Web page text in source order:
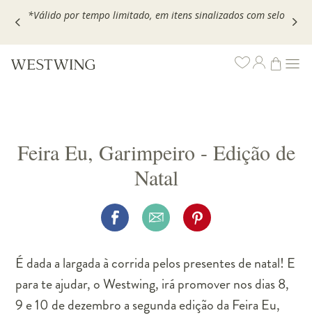
*Válido por tempo limitado, em itens sinalizados com selo
Feira Eu, Garimpeiro - Edição de
Natal
É dada a largada à corrida pelos presentes de natal! E
para te ajudar, o Westwing, irá promover nos dias 8,
9 e 10 de dezembro a segunda edição da Feira Eu,